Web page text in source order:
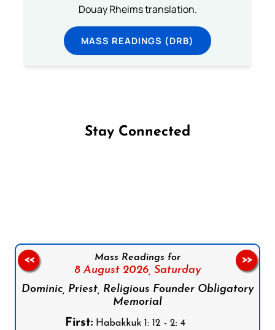
Douay Rheims translation.
MASS READINGS (DRB)
Stay Connected
Mass Readings for
8 August 2026, Saturday
Dominic, Priest, Religious Founder Obligatory
Memorial
First:Habakkuk 1: 12 - 2: 4
<< >>